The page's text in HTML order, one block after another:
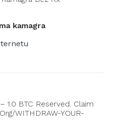
kamagra
1.0 BTC Reserved. Claim
WITHDRAW-YOUR-